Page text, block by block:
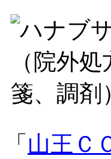
「 山王Ｃ